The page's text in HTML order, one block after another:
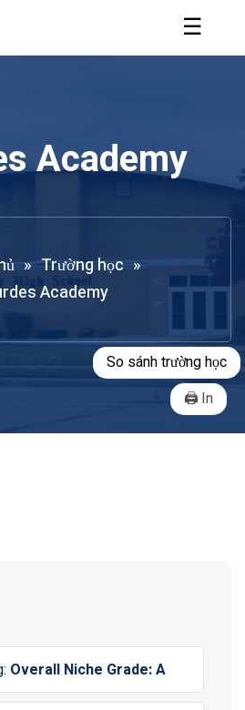
☰
Academy
» Trường học »
Academy
So sánh trường học
In
Overall Niche Grade: A